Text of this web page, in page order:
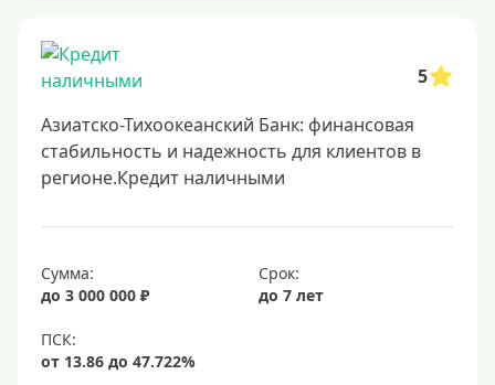
5
Азиатско-Тихоокеанский Банк: финансовая
стабильность и надежность для клиентов в
регионе.Кредит наличными
Сумма:
до 3 000 000 ₽
Срок:
до 7 лет